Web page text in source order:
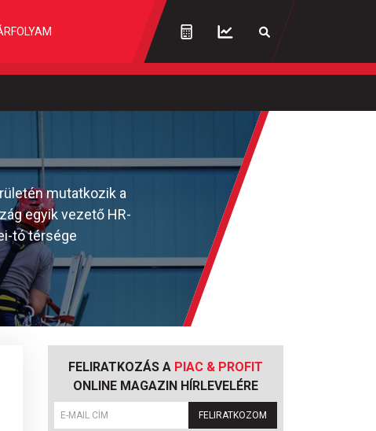
mutatkozik a
egyik vezető HR-
tó térsége
FELIRATKOZÁS A PIAC & PROFIT
ONLINE MAGAZIN HÍRLEVELÉRE
FELIRATKOZOM